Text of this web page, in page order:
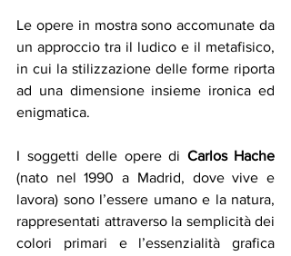
Le opere in mostra sono accomunate da
un approccio tra il ludico e il metafisico,
in cui la stilizzazione delle forme riporta
ad una dimensione insieme ironica ed
enigmatica.
I soggetti delle opere di Carlos Hache
(nato nel 1990 a Madrid, dove vive e
lavora) sono l’essere umano e la natura,
rappresentati attraverso la semplicità dei
colori primari e l’essenzialità grafica